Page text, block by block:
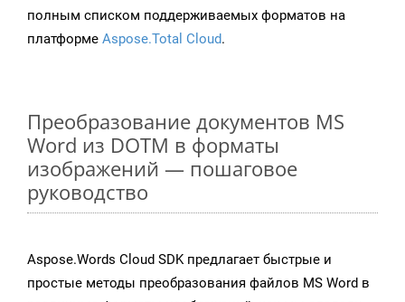
полным списком поддерживаемых форматов на
платформе Aspose.Total Cloud.
Преобразование документов MS
Word из DOTM в форматы
изображений — пошаговое
руководство
Aspose.Words Cloud SDK предлагает быстрые и
простые методы преобразования файлов MS Word в